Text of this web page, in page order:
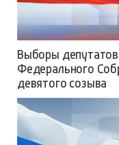
Выборы
Федерального
девятого созыва